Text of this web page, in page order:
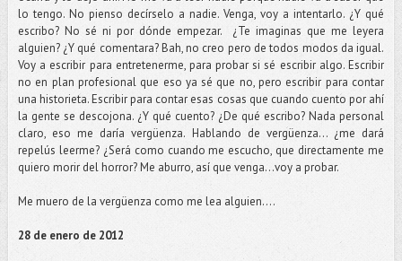
lo tengo. No pienso decírselo a nadie. Venga, voy a intentarlo. ¿Y qué
escribo? No sé ni por dónde empezar. ¿Te imaginas que me leyera
alguien? ¿Y qué comentara? Bah, no creo pero de todos modos da igual.
Voy a escribir para entretenerme, para probar si sé escribir algo. Escribir
no en plan profesional que eso ya sé que no, pero escribir para contar
una historieta. Escribir para contar esas cosas que cuando cuento por ahí
la gente se descojona. ¿Y qué cuento? ¿De qué escribo? Nada personal
claro, eso me daría vergüenza. Hablando de vergüenza... ¿me dará
repelús leerme? ¿Será como cuando me escucho, que directamente me
quiero morir del horror? Me aburro, así que venga...voy a probar.
Me muero de la vergüenza como me lea alguien....
28 de enero de 2012